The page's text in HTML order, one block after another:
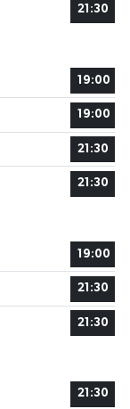
21:30
19:00
19:00
21:30
21:30
19:00
21:30
21:30
21:30